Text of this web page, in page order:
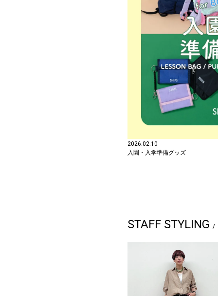
2026.02.10
入園・入学準備グッズ
STAFF STYLING